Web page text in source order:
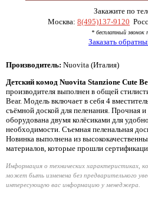
Закажите по
Москва: 8(495)137-9120
* бесплатный звонок
Заказать
Производитель: Nuovita (Италия)
Детский комод Nuovita Stanzione Cute
производителя выполнен в общей
Bear. Модель включает в себя 4
съёмной доской для пеленания. Прочная
оборудована двумя колёсиками для
необходимости. Съемная пеленальная
Новинка выполнена из
материалов, которые прошли
Информация о технических характеристиках,
может быть изменена без предварительного
интересующую вас информацию у менеджера.